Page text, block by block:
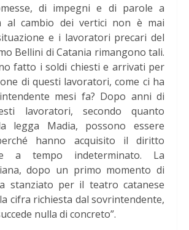
di impegni e di parole a
al cambio dei vertici non è mai
e i lavoratori precari del
Bellini di Catania rimangono tali.
fatto i soldi chiesti e arrivati per
di questi lavoratori, come ci ha
mesi fa? Dopo anni di
lavoratori, secondo quanto
legga Madia, possono essere
hanno acquisito il diritto
a tempo indeterminato. La
dopo un primo momento di
stanziato per il teatro catanese
cifra richiesta dal sovrintendente,
nulla di concreto”.